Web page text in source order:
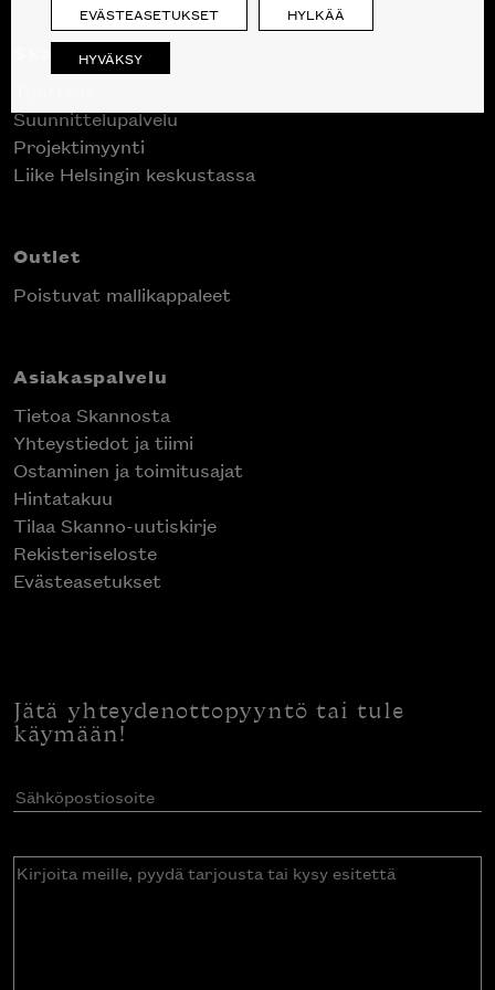
Skanno
Suunnittelupalvelu
Projektimyynti
Liike Helsingin keskustassa
Outlet
Poistuvat mallikappaleet
Asiakaspalvelu
Tietoa Skannosta
Yhteystiedot ja tiimi
Ostaminen ja toimitusajat
Hintatakuu
Tilaa Skanno-uutiskirje
Rekisteriseloste
Evästeasetukset
Jätä yhteydenottopyyntö tai tule
käymään!
Sähköpostiosoite(Pakollinen)
Kirjoita
EVÄSTEASETUKSET HYLKÄÄ
HYVÄKSY